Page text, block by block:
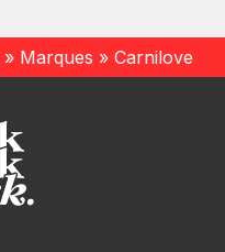
» Marques » Carnilove